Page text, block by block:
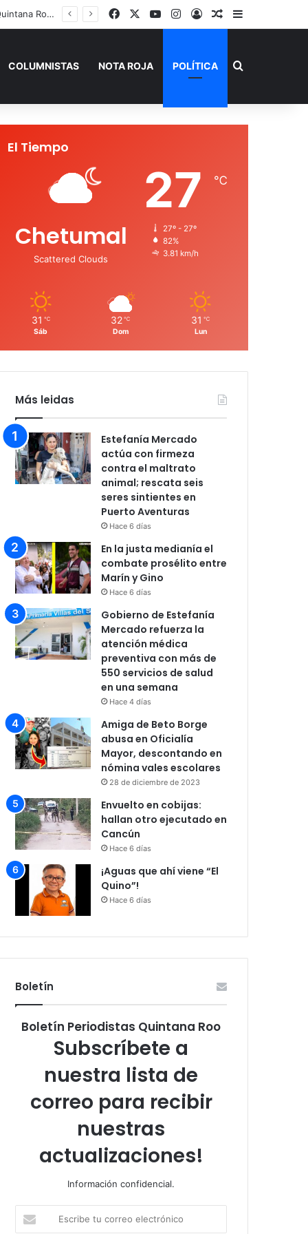
Verano” FacebookYouTubeInstagram
AccesoPublicación al
Barra lateral
COLUMNISTAS NOTA ROJA POLÍTICA Buscar por
El Tiempo
Chetumal
Scattered Clouds
27 ℃
27º - 27º
82%
3.81 km/h
31 ℃
Sáb
32 ℃
Dom
31 ℃
Lun
Más leidas
Estefanía Mercado
actúa con firmeza
contra el maltrato
animal; rescata seis
seres sintientes en
Puerto Aventuras
Hace 6 días
En la justa medianía el
combate prosélito entre
Marín y Gino
Hace 6 días
Gobierno de Estefanía
Mercado refuerza la
atención médica
preventiva con más de
550 servicios de salud
en una semana
Hace 4 días
Amiga de Beto Borge
abusa en Oficialía
Mayor, descontando en
nómina vales escolares
28 de diciembre de 2023
Envuelto en cobijas:
hallan otro ejecutado en
Cancún
Hace 6 días
¡Aguas que ahí viene “El
Quino”!
Hace 6 días
Boletín
Boletín Periodistas Quintana Roo
Subscríbete a
nuestra lista de
correo para recibir
nuestras
actualizaciones!
Información confidencial.
tu